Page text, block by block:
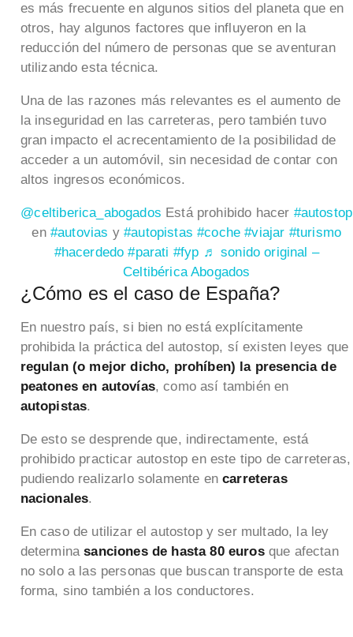
es más frecuente en algunos sitios del planeta que en
otros, hay algunos factores que influyeron en la
reducción del número de personas que se aventuran
utilizando esta técnica.
Una de las razones más relevantes es el aumento de
la inseguridad en las carreteras, pero también tuvo
gran impacto el acrecentamiento de la posibilidad de
acceder a un automóvil, sin necesidad de contar con
altos ingresos económicos.
@celtiberica_abogados Está prohibido hacer #autostop
en #autovias y#autopistas #coche #viajar #turismo
#hacerdedo #parati #fyp ♬ sonido original –
Celtibérica Abogados
¿Cómo es el caso de España?
En nuestro país, si bien no está explícitamente
prohibida la práctica del autostop, sí existen leyes que
regulan (o mejor dicho, prohíben) la presencia de
peatones en autovías, como así también en
autopistas.
De esto se desprende que, indirectamente, está
prohibido practicar autostop en este tipo de carreteras,
pudiendo realizarlo solamente encarreteras
nacionales.
En caso de utilizar el autostop y ser multado, la ley
determinasanciones de hasta 80 euros que afectan
no solo a las personas que buscan transporte de esta
forma, sino también a los conductores.